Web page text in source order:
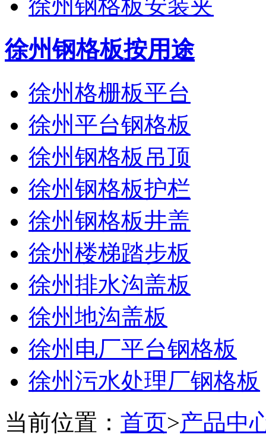
徐州钢格板安装夹
徐州钢格板按用途
徐州格栅板平台
徐州平台钢格板
徐州钢格板吊顶
徐州钢格板护栏
徐州钢格板井盖
徐州楼梯踏步板
徐州排水沟盖板
徐州地沟盖板
徐州电厂平台钢格板
徐州污水处理厂钢格板
当前位置： 首页>产品中